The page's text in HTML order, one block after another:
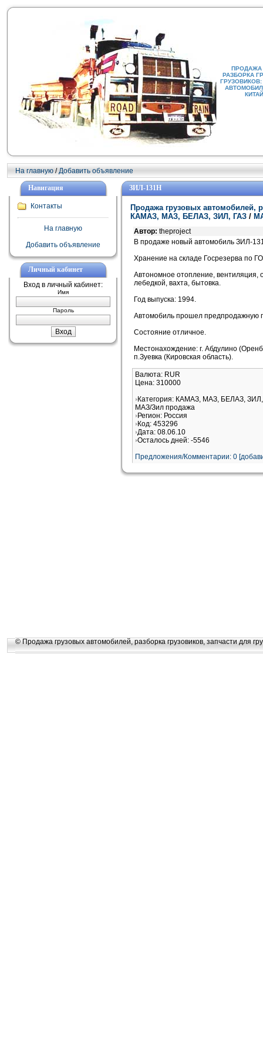
ПРОДАЖА
РАЗБОРКА
На главную /Добавить объявление
Навигация
Контакты
На главную
Добавить объявление
Личный кабинет
Вход в личный кабинет:
Имя
Пароль
ЗИЛ-131Н
Продажа грузовых автомобилей,
КАМАЗ, МАЗ, БЕЛАЗ, ЗИЛ, ГАЗ /
Автор: theproject
В продаже новый автомобиль ЗИЛ-
Хранение на складе Госрезерва по
Автономное отопление, вентиляция,
лебедкой, вахта, бытовка.
Год выпуска: 1994.
Автомобиль прошел предпродажную
Состояние отличное.
Местонахождение: г. Абдулино
п.Зуевка (Кировская область).
Валюта: RUR
Цена: 310000
Категория: КАМАЗ, МАЗ, БЕЛАЗ,
МАЗ/Зил продажа
Регион: Россия
Код: 453296
Дата: 08.06.10
Осталось дней: -5546
Предложения/Комментарии: 0
© Продажа грузовых автомобилей, разборка грузовиков, запчасти для